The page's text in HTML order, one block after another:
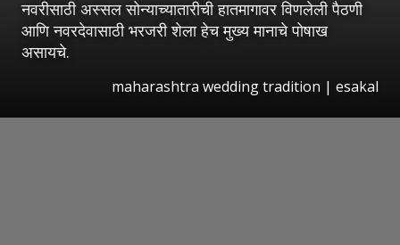
नवरीसाठी अस्सल सोन्याच्यातारीची हातमागावर विणलेली पैठणी
आणि नवरदेवासाठी भरजरी शेला हेच मुख्य मानाचे पोषाख
असायचे.
maharashtra wedding tradition | esakal